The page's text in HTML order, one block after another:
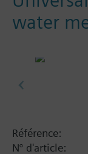
water
Référence:
N° d'article: